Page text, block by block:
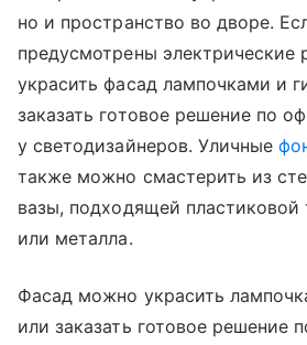
но и пространство во дворе.
предусмотрены электрические
украсить фасад лампочками и
заказать готовое решение по
у светодизайнеров. Уличные
также можно смастерить из
вазы, подходящей
или металла.
Фасад можно украсить
или заказать готовое решение